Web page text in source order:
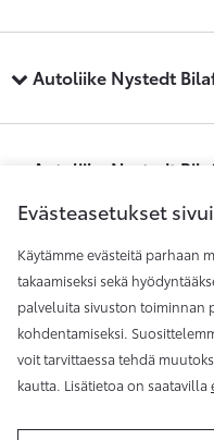
Autoliike Nystedt
Autoliike Nystedt
Maakunnan Auto,
Maakunnan Auto,
Evästeasetukset
Käytämme evästeitä parhaan
takaamiseksi sekä
palveluita sivuston toiminnan
kohdentamiseksi.
voit tarvittaessa tehdä
kautta. Lisätietoa on saatavilla